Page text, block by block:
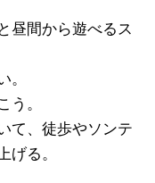
昼間から遊べるス
。
う。
て、徒歩やソンテ
げる。